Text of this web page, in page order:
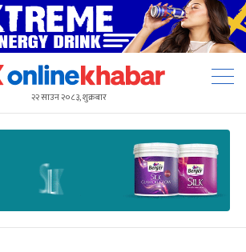
२२ साउन २०८३, शुक्रबार